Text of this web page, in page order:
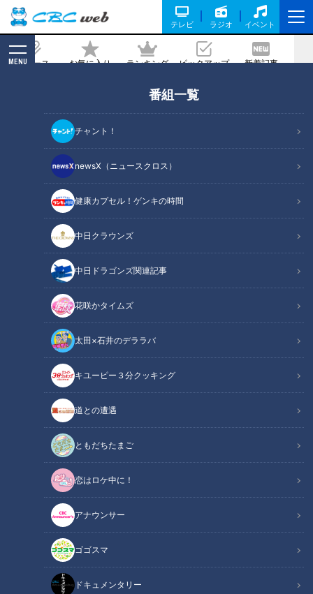
テレビ ラジオ イベント
ニュース お気に入り ランキング ピックアップ 新着記事
MENU
番組一覧
チャント！
newsX（ニュースクロス）
健康カプセル！ゲンキの時間
中日クラウンズ
中日ドラゴンズ関連記事
花咲かタイムズ
太田×石井のデララバ
キユーピー３分クッキング
道との遭遇
ともだちたまご
恋はロケ中に！
アナウンサー
ゴゴスマ
ドキュメンタリー
の系譜
記事に戻る
「サンデードラゴンズ」より高松渡選手(C)CBCテレビ
この記事の画像
この記事を見たあなたへのおすすめ